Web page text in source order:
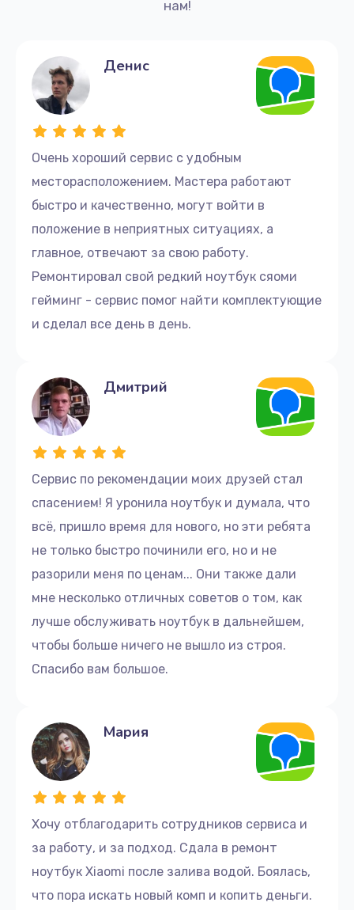
нам!
Очень хороший сервис с удобным
месторасположением. Мастера работают
быстро и качественно, могут войти в
положение в неприятных ситуациях, а
главное, отвечают за свою работу.
Ремонтировал свой редкий ноутбук сяоми
гейминг - сервис помог найти комплектующие
и сделал все день в день.
Денис
Сервис по рекомендации моих друзей стал
спасением! Я уронила ноутбук и думала, что
всё, пришло время для нового, но эти ребята
не только быстро починили его, но и не
разорили меня по ценам... Они также дали
мне несколько отличных советов о том, как
лучше обслуживать ноутбук в дальнейшем,
чтобы больше ничего не вышло из строя.
Спасибо вам большое.
Дмитрий
Хочу отблагодарить сотрудников сервиса и
за работу, и за подход. Сдала в ремонт
ноутбук Xiaomi после залива водой. Боялась,
что пора искать новый комп и копить деньги.
Мария